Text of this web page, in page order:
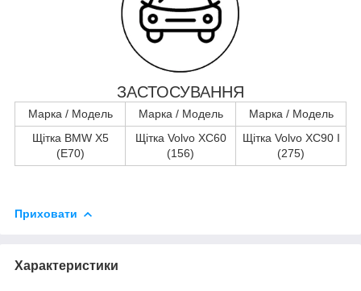
ЗАСТОСУВАННЯ
Марка / Модель Марка / Модель
Марка / Модель
Щітка BMW X5
(E70)
Щітка Volvo XC60
(156)
Щітка Volvo XC90 I
(275)
Приховати
Характеристики